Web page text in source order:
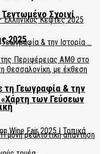
Σχοινί
τη Γεωγραφία & την
2025
των Γεύσεων